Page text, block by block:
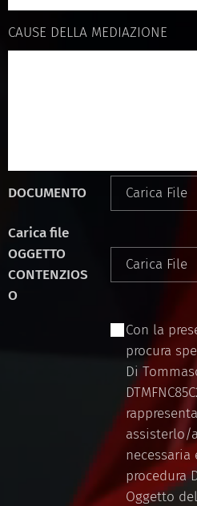
CAUSE DELLA MEDIAZIONE
DOCUMENTO Carica File
Carica file
OGGETTO
CONTENZIOS
O
Carica File
Con la
procura
Di
assisterlo/
necessaria
procedura
Oggetto